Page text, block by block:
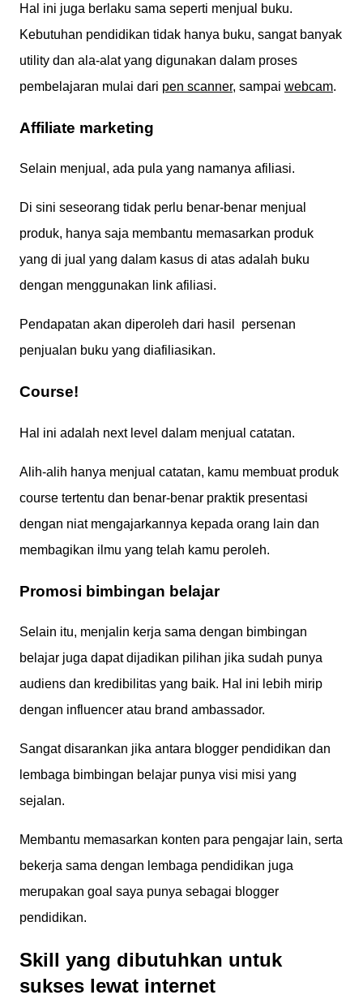
Hal ini juga berlaku sama seperti menjual buku.
Kebutuhan pendidikan tidak hanya buku, sangat banyak
utility dan ala-alat yang digunakan dalam proses
pembelajaran mulai dari pen scanner, sampai webcam.
Affiliate marketing
Selain menjual, ada pula yang namanya afiliasi.
Di sini seseorang tidak perlu benar-benar menjual
produk, hanya saja membantu memasarkan produk
yang di jual yang dalam kasus di atas adalah buku
dengan menggunakan link afiliasi.
Pendapatan akan diperoleh dari hasil persenan
penjualan buku yang diafiliasikan.
Course!
Hal ini adalah next level dalam menjual catatan.
Alih-alih hanya menjual catatan, kamu membuat produk
course tertentu dan benar-benar praktik presentasi
dengan niat mengajarkannya kepada orang lain dan
membagikan ilmu yang telah kamu peroleh.
Promosi bimbingan belajar
Selain itu, menjalin kerja sama dengan bimbingan
belajar juga dapat dijadikan pilihan jika sudah punya
audiens dan kredibilitas yang baik. Hal ini lebih mirip
dengan influencer atau brand ambassador.
Sangat disarankan jika antara blogger pendidikan dan
lembaga bimbingan belajar punya visi misi yang
sejalan.
Membantu memasarkan konten para pengajar lain, serta
bekerja sama dengan lembaga pendidikan juga
merupakan goal saya punya sebagai blogger
pendidikan.
Skill yang dibutuhkan untuk
sukses lewat internet